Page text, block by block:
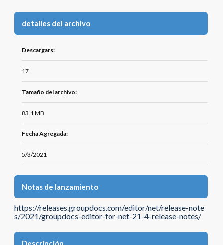
detalles del archivo
Descargars:
17
Tamaño del archivo:
83.1 MB
Fecha Agregada:
5/3/2021
Notas de lanzamiento
https://releases.groupdocs.com/editor/net/release-note
s/2021/groupdocs-editor-for-net-21-4-release-notes/
Descripción